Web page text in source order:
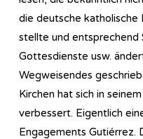
die deutsche katholische
stellte und entsprechend
Gottesdienste usw.
Wegweisendes
Kirchen hat sich in
verbessert. Eigentlich
Engagements Gutiérrez.